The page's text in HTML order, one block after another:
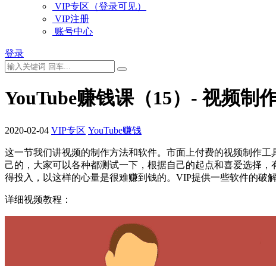
VIP专区（登录可见）
VIP注册
账号中心
登录
YouTube赚钱课（15）- 视频制
2020-02-04 VIP专区 YouTube赚钱
这一节我们讲视频的制作方法和软件。市面上付费的视频制作
己的，大家可以各种都测试一下，根据自己的起点和喜爱选择
得投入，以这样的心量是很难赚到钱的。VIP提供一些软件的破解
详细视频教程：